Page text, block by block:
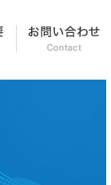
会社概要